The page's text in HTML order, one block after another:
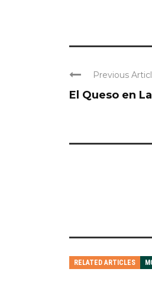
Previous
El Queso en
RELATED ARTICLES